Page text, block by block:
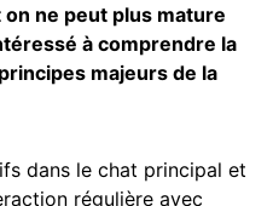
ne peut plus mature
à comprendre la
majeurs de la
dans le chat principal et
régulière avec